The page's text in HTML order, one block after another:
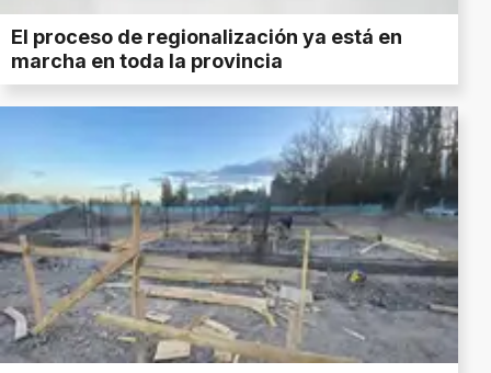
El proceso de regionalización ya está en
marcha en toda la provincia